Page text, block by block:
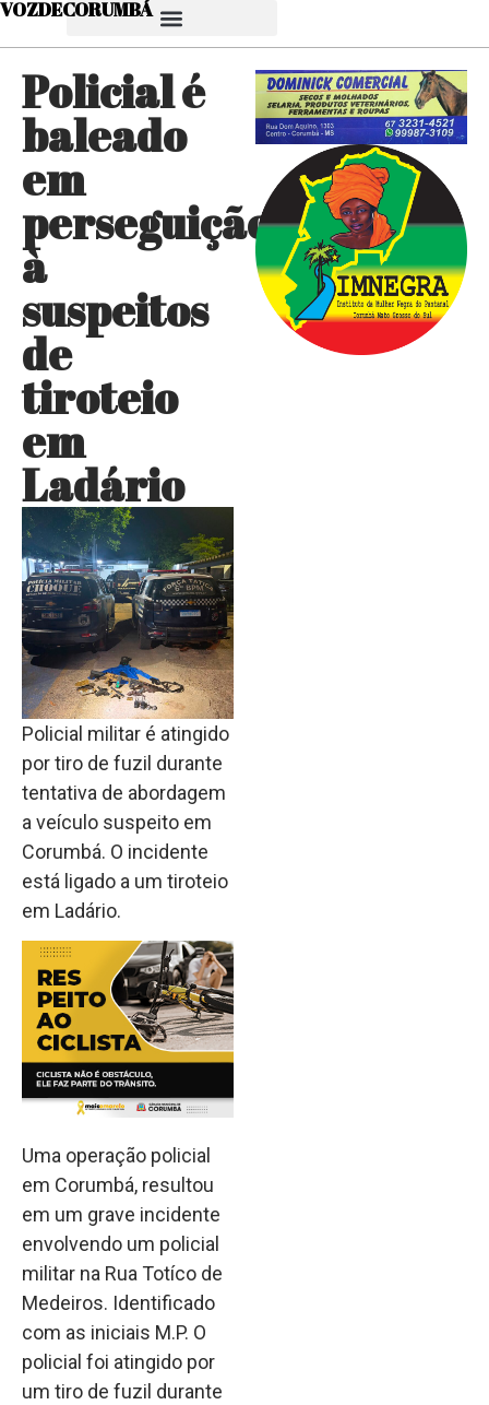
VOZDECORUMBÁ
Policial é
baleado
em
perseguição
à
suspeitos
de
tiroteio
em
Ladário
Policial militar é atingido
por tiro de fuzil durante
tentativa de abordagem
a veículo suspeito em
Corumbá. O incidente
está ligado a um tiroteio
em Ladário.
Uma operação policial
em Corumbá, resultou
em um grave incidente
envolvendo um policial
militar na Rua Totíco de
Medeiros. Identificado
com as iniciais M.P. O
policial foi atingido por
um tiro de fuzil durante